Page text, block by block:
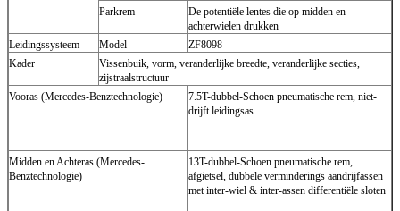
Parkrem
De potentiële lentes die op midden en
achterwielen drukken
Leidingssysteem
Model
ZF8098
Kader
Vissenbuik, vorm, veranderlijke breedte, veranderlijke secties,
zijstraalstructuur
Vooras (Mercedes-Benztechnologie)
7.5T-dubbel-Schoen pneumatische rem, niet-
drijft leidingsas
Midden en Achteras (Mercedes-
Benztechnologie)
13T-dubbel-Schoen pneumatische rem,
afgietsel, dubbele verminderings aandrijfassen
met inter-wiel & inter-assen differentiële sloten